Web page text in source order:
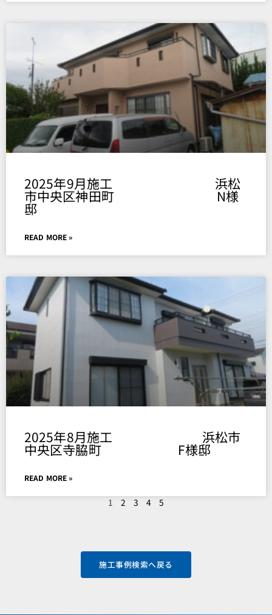
2025年9月施工 浜松
市中央区神田町 N様
邸
READ MORE »
2025年8月施工 浜松市
中央区寺脇町 F様邸
READ MORE »
1 2 3 4 5
施工事例検索へ戻る